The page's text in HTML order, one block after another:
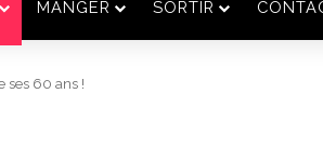
MANGER SORTIR
ses 60 ans !